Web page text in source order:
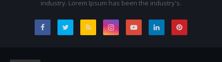
industry. Lorem Ipsum has been the industry's.